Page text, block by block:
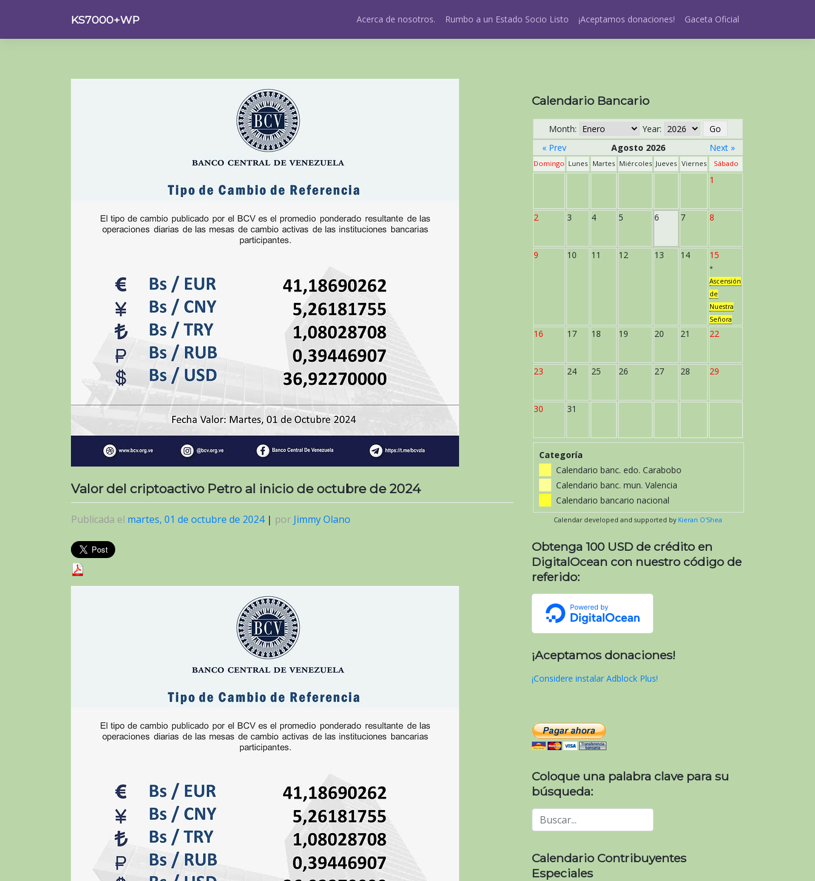
contenido
KS7000+WP Acerca de nosotros. Rumbo a un Estado Socio Listo ¡Aceptamos donaciones! Gaceta Oficial
Valor del criptoactivo Petro al inicio de octubre de 2024
Publicada el martes, 01 de octubre de 2024| por Jimmy Olano
Calendario Bancario
Month:
Year:
« Prev
Agosto 2026 Next »
Domingo Lunes Martes Miércoles Jueves Viernes Sábado
1
2 3 4 5 6 7 8
9 10 11 12 13 14 15
*
Ascensión
de
Nuestra
Señora
16 17 18 19 20 21 22
23 24 25 26 27 28 29
30 31
Categoría
Calendario banc. edo. Carabobo
Calendario banc. mun. Valencia
Calendario bancario nacional
Calendar developed and supported by Kieran O'Shea
Obtenga 100 USD de crédito en
DigitalOcean con nuestro código de
referido:
¡Aceptamos donaciones!
¡Considere instalar Adblock Plus!
Coloque una palabra clave para su
búsqueda:
Calendario Contribuyentes
Especiales